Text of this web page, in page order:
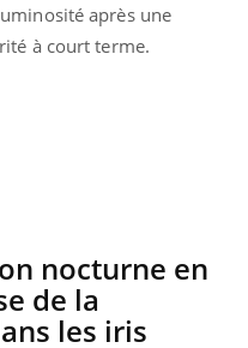
après une
à court terme.
nocturne en
de la
les iris